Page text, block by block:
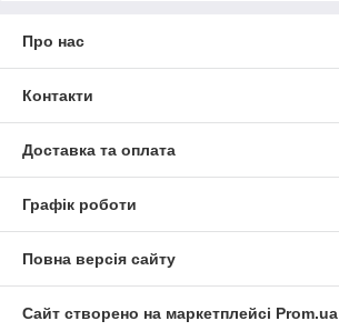
Про нас
Контакти
Доставка та оплата
Графік роботи
Повна версія сайту
Сайт створено на маркетплейсі Prom.ua